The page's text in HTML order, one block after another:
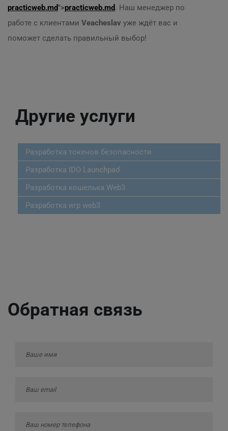
practicweb.md">practicweb.md. Наш менеджер по
работе с клиентами Veacheslav уже ждёт вас и
поможет сделать правильный выбор!
Другие услуги
Разработка токенов безопасности
Разработка IDO Launchpad
Разработка кошелька Web3
Разработка игр web3
Обратная связь